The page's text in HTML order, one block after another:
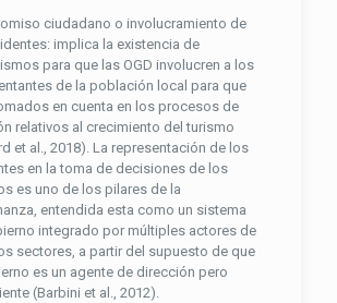
ciudadano o involucramiento de
implica la existencia de
para que las OGD involucren a los
de la población local para que
en cuenta en los procesos de
relativos al crecimiento del turismo
et al., 2018). La representación de los
en la toma de decisiones de los
es uno de los pilares de la
entendida esta como un sistema
integrado por múltiples actores de
sectores, a partir del supuesto de que
es un agente de dirección pero
(Barbini et al., 2012).